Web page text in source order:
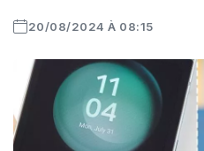
20/08/2024 À 08:15